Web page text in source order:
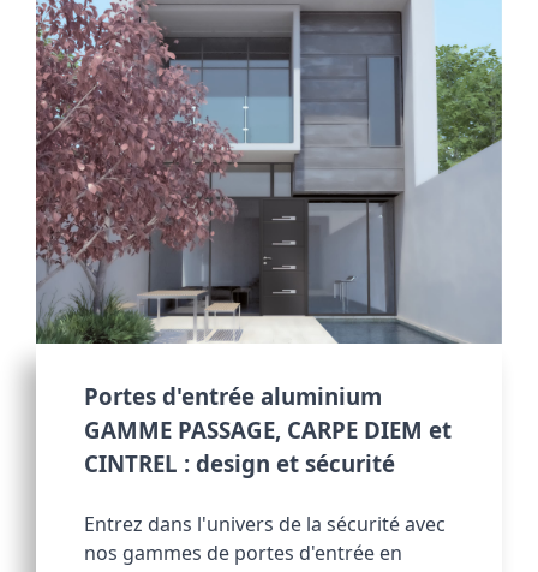
Portes d'entrée aluminium
GAMME PASSAGE, CARPE DIEM et
CINTREL : design et sécurité
Entrez dans l'univers de la sécurité avec
nos gammes de portes d'entrée en